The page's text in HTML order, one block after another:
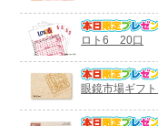
ロト6 20口
眼鏡市場ギフ